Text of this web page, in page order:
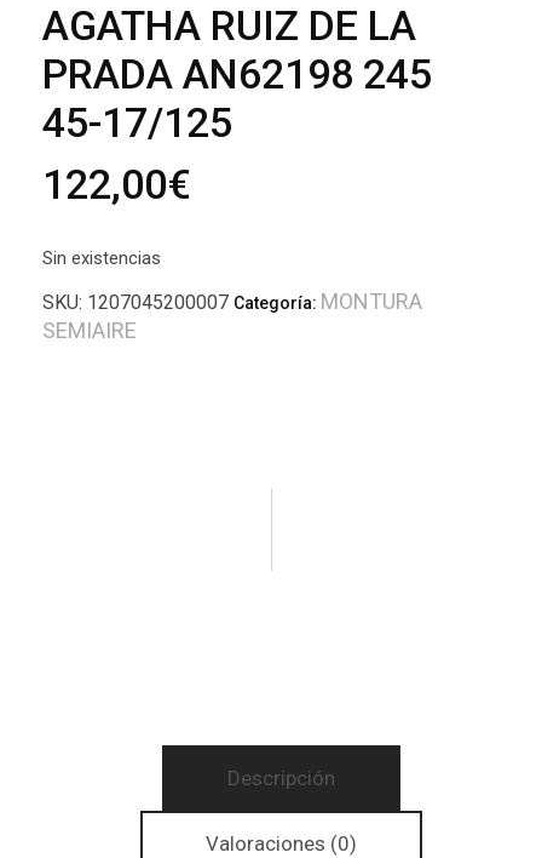
AGATHA RUIZ DE LA
PRADA AN62198 245
45-17/125
122,00€
Sin existencias
SKU: 1207045200007 Categoría: MONTURA
SEMIAIRE
Descripción
Valoraciones (0)